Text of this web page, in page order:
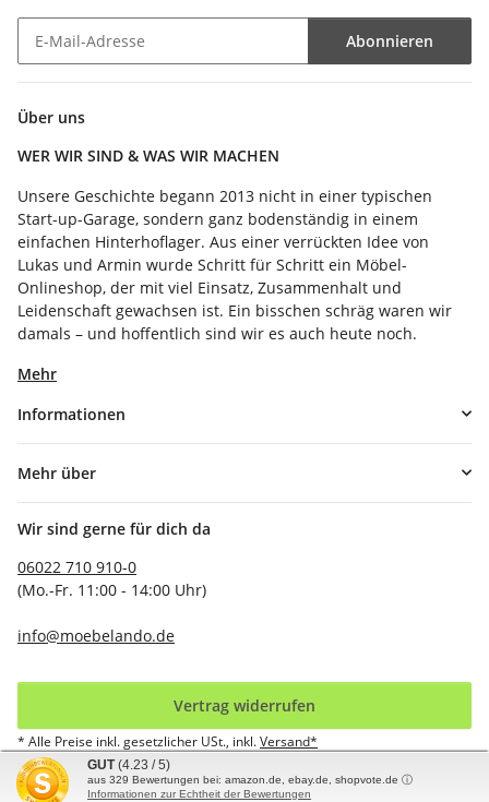
Abonnieren
Über uns
WER WIR SIND & WAS WIR MACHEN
Unsere Geschichte begann 2013 nicht in einer typischen
Start-up-Garage, sondern ganz bodenständig in einem
einfachen Hinterhoflager. Aus einer verrückten Idee von
Lukas und Armin wurde Schritt für Schritt ein Möbel-
Onlineshop, der mit viel Einsatz, Zusammenhalt und
Leidenschaft gewachsen ist. Ein bisschen schräg waren wir
damals – und hoffentlich sind wir es auch heute noch.
Mehr
Informationen
Mehr über
Wir sind gerne für dich da
06022 710 910-0
(Mo.-Fr. 11:00 - 14:00 Uhr)
info@moebelando.de
Vertrag widerrufen
* Alle Preise inkl. gesetzlicher USt., inkl.Versand*
© möbelando GmbH
GUT (4.23 / 5)
aus 329 Bewertungen bei: amazon.de, ebay.de, shopvote.de ⓘ
Informationen zur Echtheit der Bewertungen